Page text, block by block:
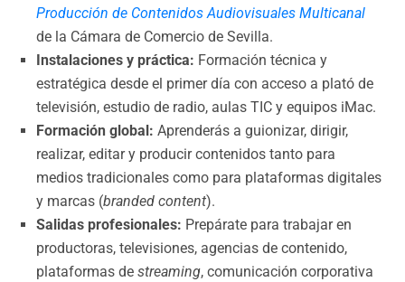
Producción de Contenidos Audiovisuales Multicanal
de la Cámara de Comercio de Sevilla.
Instalaciones y práctica: Formación técnica y
estratégica desde el primer día con acceso a plató de
televisión, estudio de radio, aulas TIC y equipos iMac.
Formación global: Aprenderás a guionizar, dirigir,
realizar, editar y producir contenidos tanto para
medios tradicionales como para plataformas digitales
y marcas (branded content).
Salidas profesionales: Prepárate para trabajar en
productoras, televisiones, agencias de contenido,
plataformas de streaming, comunicación corporativa